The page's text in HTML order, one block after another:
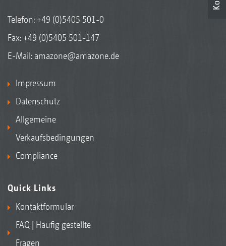
Telefon:+49 (0)5405 501-0
Fax: +49 (0)5405 501-147
E-Mail: amazone@amazone.de
Impressum
Datenschutz
Allgemeine
Verkaufsbedingungen
Compliance
Quick Links
Kontaktformular
FAQ | Häufig gestellte
Fragen